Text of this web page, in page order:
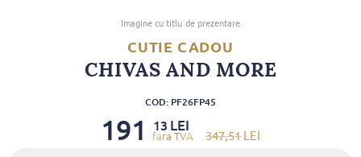
Imagine cu titlu de prezentare
CUTIE CADOU
CHIVAS AND MORE
COD: PF26FP45
347,51 LEI
191 13 LEI